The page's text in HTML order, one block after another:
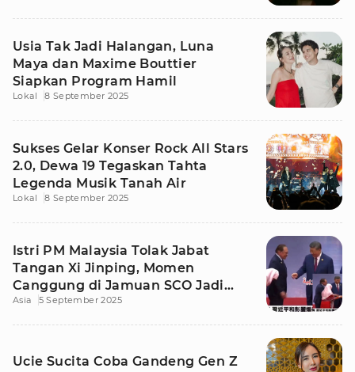
Usia Tak Jadi Halangan, Luna
Maya dan Maxime Bouttier
Siapkan Program Hamil
Lokal 8 September 2025
Sukses Gelar Konser Rock All Stars
2.0, Dewa 19 Tegaskan Tahta
Legenda Musik Tanah Air
Lokal 8 September 2025
Istri PM Malaysia Tolak Jabat
Tangan Xi Jinping, Momen
Canggung di Jamuan SCO Jadi
Sorotan Dunia
Asia 5 September 2025
Ucie Sucita Coba Gandeng Gen Z